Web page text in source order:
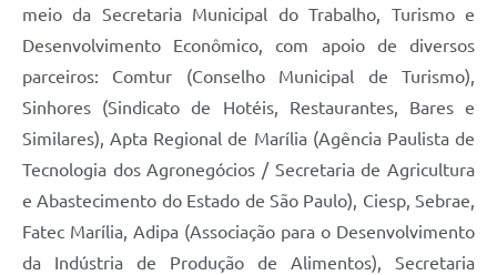
meio da Secretaria Municipal do Trabalho, Turismo e
Desenvolvimento Econômico, com apoio de diversos
parceiros: Comtur (Conselho Municipal de Turismo),
Sinhores (Sindicato de Hotéis, Restaurantes, Bares e
Similares), Apta Regional de Marília (Agência Paulista de
Tecnologia dos Agronegócios / Secretaria de Agricultura
e Abastecimento do Estado de São Paulo), Ciesp, Sebrae,
Fatec Marília, Adipa (Associação para o Desenvolvimento
da Indústria de Produção de Alimentos), Secretaria